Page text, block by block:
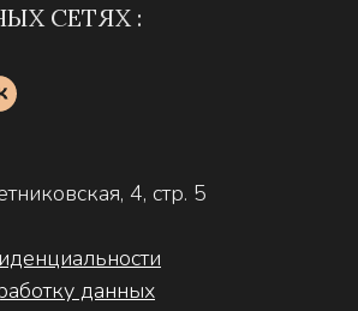
СЕТЯХ :
4, стр. 5
данных